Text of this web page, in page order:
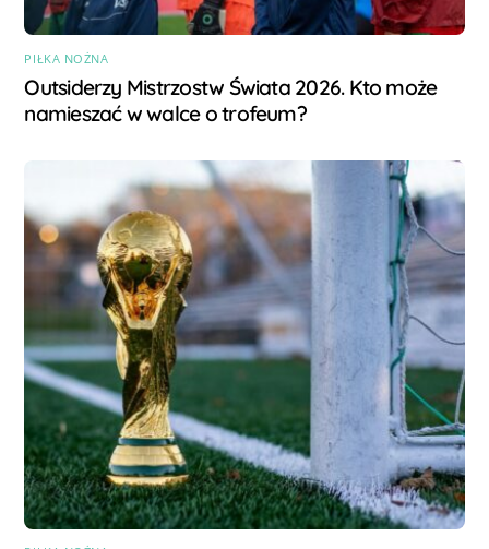
PIŁKA NOŻNA
Outsiderzy Mistrzostw Świata 2026. Kto może
namieszać w walce o trofeum?